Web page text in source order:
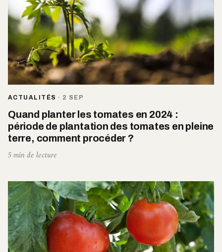
ACTUALITÉS · 2 SEP
Quand planter les tomates en 2024 :
période de plantation des tomates en pleine
terre, comment procéder ?
5 min de lecture